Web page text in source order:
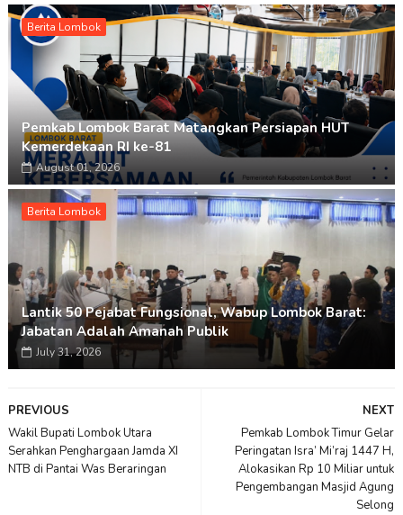
Berita Lombok
Pemkab Lombok Barat Matangkan Persiapan HUT
Kemerdekaan RI ke-81
August 01, 2026
Berita Lombok
Lantik 50 Pejabat Fungsional, Wabup Lombok Barat:
Jabatan Adalah Amanah Publik
July 31, 2026
NEXT
Pemkab Lombok Timur Gelar
Peringatan Isra’ Mi’raj 1447 H,
Alokasikan Rp 10 Miliar untuk
Pengembangan Masjid Agung
Selong
PREVIOUS
Wakil Bupati Lombok Utara
Serahkan Penghargaan Jamda XI
NTB di Pantai Was Beraringan